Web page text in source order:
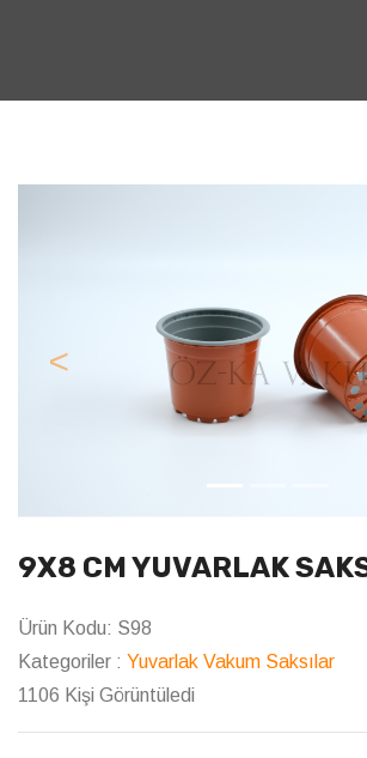
Previous
9X8 CM YUVARLAK
Ürün Kodu: S98
Kategoriler : Yuvarlak Vakum Saksılar
1106 Kişi Görüntüledi